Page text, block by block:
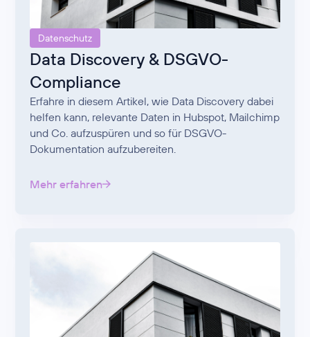
Datenschutz
Data Discovery & DSGVO-
Compliance
Erfahre in diesem Artikel, wie Data Discovery dabei
helfen kann, relevante Daten in Hubspot, Mailchimp
und Co. aufzuspüren und so für DSGVO-
Dokumentation aufzubereiten.
Mehr erfahren